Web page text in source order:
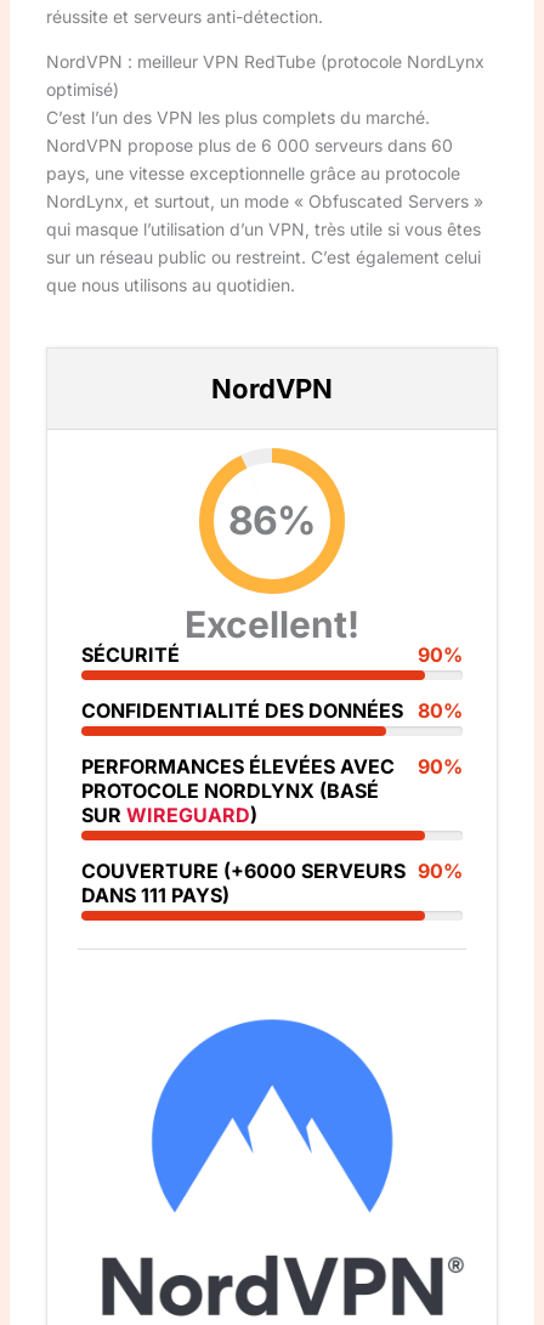
réussite et serveurs anti-détection.
NordVPN : meilleur VPN RedTube (protocole NordLynx
optimisé)
C’est l’un des VPN les plus complets du marché.
NordVPN propose plus de 6 000 serveurs dans 60
pays, une vitesse exceptionnelle grâce au protocole
NordLynx, et surtout, un mode « Obfuscated Servers »
qui masque l’utilisation d’un VPN, très utile si vous êtes
sur un réseau public ou restreint. C’est également celui
que nous utilisons au quotidien.
NordVPN
86%
Excellent!
SÉCURITÉ 90%
CONFIDENTIALITÉ DES DONNÉES 80%
PERFORMANCES ÉLEVÉES AVEC
PROTOCOLE NORDLYNX (BASÉ
SUR WIREGUARD)
90%
COUVERTURE (+6000 SERVEURS
DANS 111 PAYS)
90%